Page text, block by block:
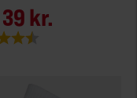
39 kr.